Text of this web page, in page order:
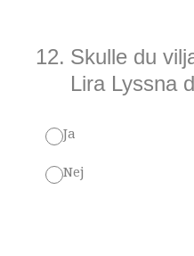
12. Skulle du
Lira Lyssna
Ja
Nej